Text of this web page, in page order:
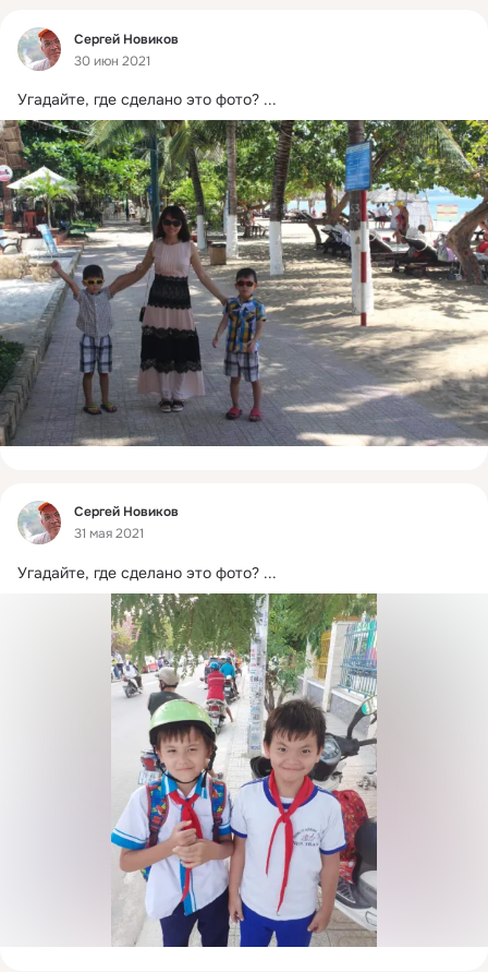
Фид
Сергей Новиков
30 июн 2021
Угадайте, где сделано это фото? ...
Фид
Сергей Новиков
31 мая 2021
Угадайте, где сделано это фото? ...